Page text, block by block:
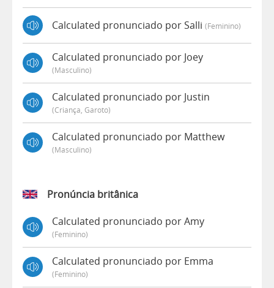
Calculated pronunciado por Salli (feminino)
Calculated pronunciado por Joey
(masculino)
Calculated pronunciado por Justin
(criança, Garoto)
Calculated pronunciado por Matthew
(masculino)
Pronúncia britânica
Calculated pronunciado por Amy
(feminino)
Calculated pronunciado por Emma
(feminino)